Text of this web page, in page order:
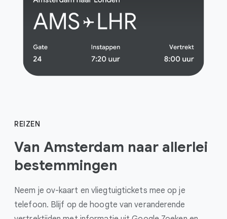
REIZEN
Van Amsterdam naar allerlei
bestemmingen
Neem je ov-kaart en vliegtuigtickets mee op je
telefoon. Blijf op de hoogte van veranderende